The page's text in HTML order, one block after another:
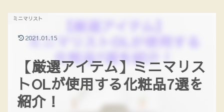
【厳選アイテム】ミニマリス
トOLが使用する化粧品7選を
紹介！
ミニマリスト
2021.01.15